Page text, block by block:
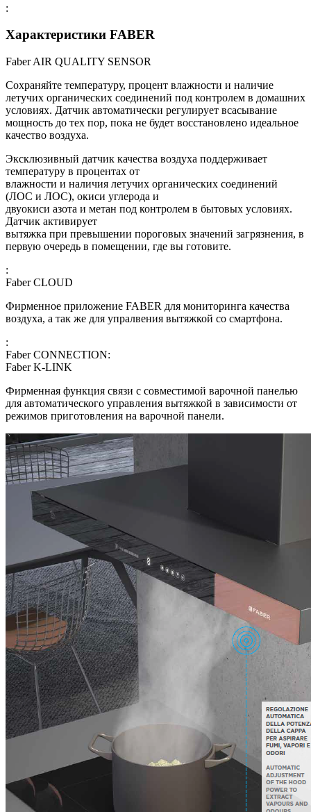
:
Характеристики FABER
Faber AIR QUALITY SENSOR
Сохраняйте температуру, процент влажности и наличие
летучих органических соединений под контролем в домашних
условиях. Датчик автоматически регулирует всасывание
мощность до тех пор, пока не будет восстановлено идеальное
качество воздуха.
Эксклюзивный датчик качества воздуха поддерживает
температуру в процентах от
влажности и наличия летучих органических соединений
(ЛОС и ЛОС), окиси углерода и
двуокиси азота и метан под контролем в бытовых условиях.
Датчик активирует
вытяжка при превышении пороговых значений загрязнения, в
первую очередь в помещении, где вы готовите.
:
Faber CLOUD
Фирменное приложение FABER для мониторинга качества
воздуха, а так же для упралвения вытяжкой со смартфона.
:
Faber CONNECTION:
Faber K-LINK
Фирменная функция связи с совместимой варочной панелью
для автоматического управления вытяжкой в зависимости от
режимов приготовления на варочной панели.